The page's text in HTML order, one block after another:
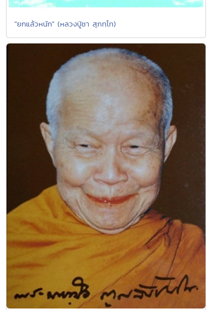
"ยกแล้วหนัก" (หลวงปู่ชา สุภทฺโท)